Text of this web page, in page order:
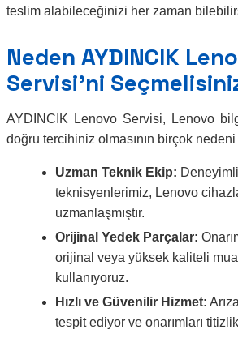
teslim alabileceğinizi her zaman
Neden AYDINCIK
Servisi’ni
AYDINCIK Lenovo Servisi, Lenovo
doğru tercihiniz olmasının birçok nedeni
Uzman Teknik Ekip:
teknisyenlerimiz, Lenovo
uzmanlaşmıştır.
Orijinal Yedek Parçalar:
orijinal veya yüksek kaliteli
kullanıyoruz.
Hızlı ve Güvenilir Hizmet:
tespit ediyor ve onarımları